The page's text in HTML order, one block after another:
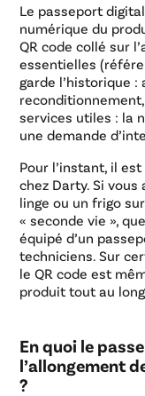
Le passeport
numérique du
QR code collé sur
essentielles
garde l’historique :
services utiles : la
une demande
Pour l’instant, il
chez Darty. Si
linge ou un frigo
« seconde vie »,
équipé d’un
techniciens. Sur
le QR code est
produit tout au long
En quoi le
l’allongement
?